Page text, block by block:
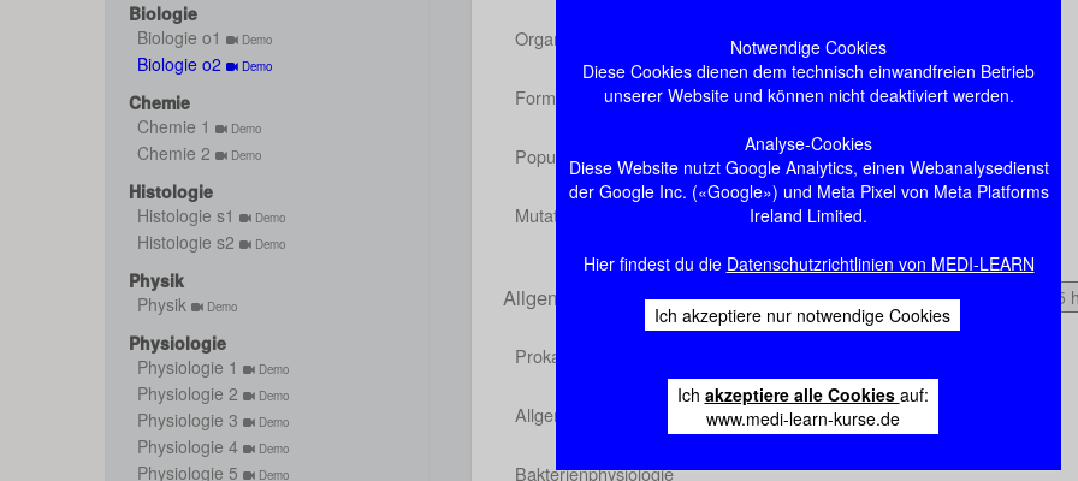
Notwendige Cookies
Diese Cookies dienen dem technisch einwandfreien Betrieb
unserer Website und können nicht deaktiviert werden.
Analyse-Cookies
Diese Website nutzt Google Analytics, einen Webanalysedienst
der Google Inc. («Google») und Meta Pixel von Meta Platforms
Ireland Limited.
Hier findest du die Datenschutzrichtlinien von MEDI-LEARN
Ich akzeptiere nur notwendige Cookies
Ich akzeptiere alle Cookies auf:
www.medi-learn-kurse.de
Biologie
Biologie o1
Demo
Biologie o2 Demo
Chemie
Chemie 1
Demo
Chemie 2 Demo
Histologie
Histologie s1
Demo
Histologie s2 Demo
Physik
Physik
Demo
Physiologie
Physiologie 1
Demo
Physiologie 2 Demo
Physiologie 3 Demo
Physiologie 4 Demo
Physiologie 5 Demo
Organisation eukaryontischer Gene
Formale Genetik
Populationsgenetik
Mutationen
Allgemeine Mikrobiologie und Ökologie 1:15 h
Prokaryonten und Eukaryonten
Allgemeine Bakteriologie
Bakterienphysiologie